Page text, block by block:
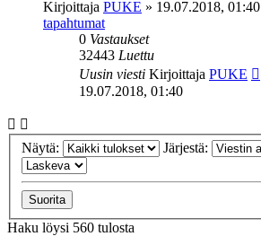
Kirjoittaja PUKE » 19.07.2018, 01:40
tapahtumat
0 Vastaukset
32443 Luettu
Uusin viesti Kirjoittaja PUKE
19.07.2018, 01:40
Näytä: Järjestä:
Haku löysi 560 tulosta